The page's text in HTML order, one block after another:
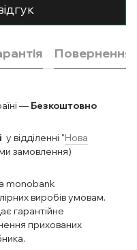
Повернення
— Безкоштовно
у відділенні "Нова
замовлення)
monobank
виробів умовам.
гарантійне
прихованих